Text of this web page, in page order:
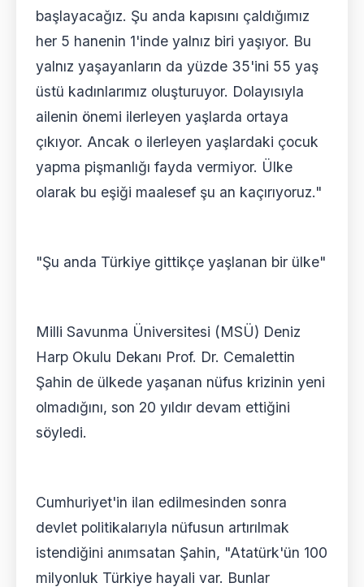
başlayacağız. Şu anda kapısını çaldığımız
her 5 hanenin 1'inde yalnız biri yaşıyor. Bu
yalnız yaşayanların da yüzde 35'ini 55 yaş
üstü kadınlarımız oluşturuyor. Dolayısıyla
ailenin önemi ilerleyen yaşlarda ortaya
çıkıyor. Ancak o ilerleyen yaşlardaki çocuk
yapma pişmanlığı fayda vermiyor. Ülke
olarak bu eşiği maalesef şu an kaçırıyoruz."
"Şu anda Türkiye gittikçe yaşlanan bir ülke"
Milli Savunma Üniversitesi (MSÜ) Deniz
Harp Okulu Dekanı Prof. Dr. Cemalettin
Şahin de ülkede yaşanan nüfus krizinin yeni
olmadığını, son 20 yıldır devam ettiğini
söyledi.
Cumhuriyet'in ilan edilmesinden sonra
devlet politikalarıyla nüfusun artırılmak
istendiğini anımsatan Şahin, "Atatürk'ün 100
milyonluk Türkiye hayali var. Bunlar